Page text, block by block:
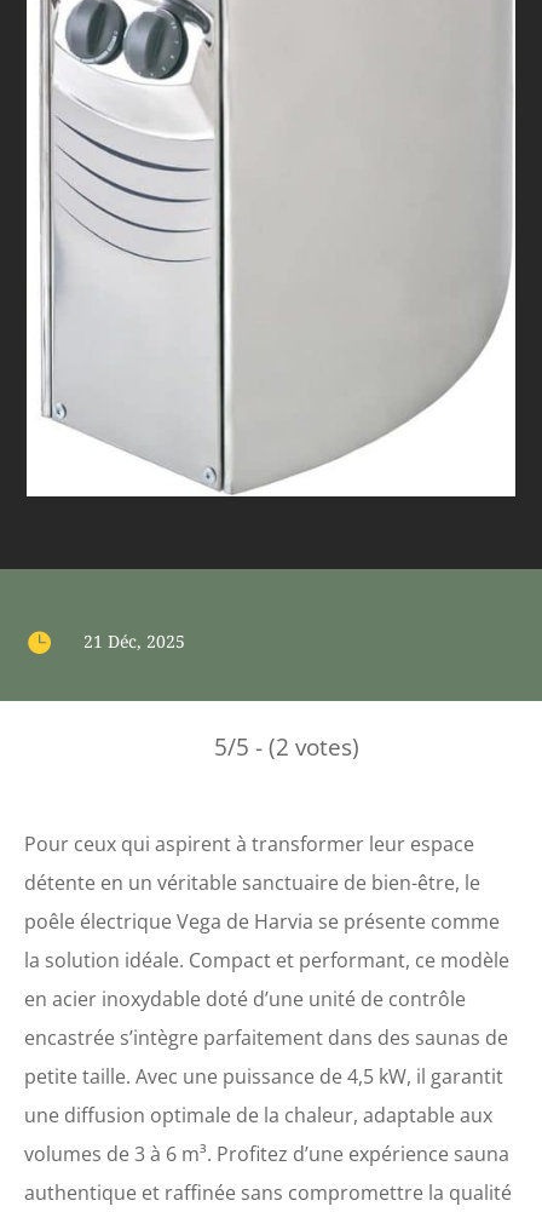
 21 Déc, 2025
5/5 - (2 votes)
Pour ceux qui aspirent à transformer leur espace
détente en un véritable sanctuaire de bien-être, le
poêle électrique Vega de Harvia se présente comme
la solution idéale. Compact et performant, ce modèle
en acier inoxydable doté d’une unité de contrôle
encastrée s’intègre parfaitement dans des saunas de
petite taille. Avec une puissance de 4,5 kW, il garantit
une diffusion optimale de la chaleur, adaptable aux
volumes de 3 à 6 m³. Profitez d’une expérience sauna
authentique et raffinée sans compromettre la qualité